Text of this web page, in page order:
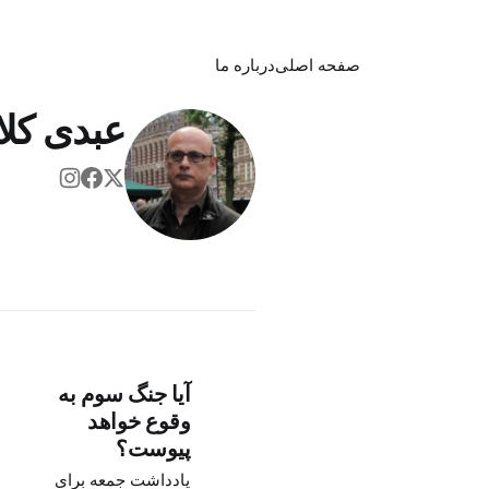
صفحه اصلیدرباره ما
عبدی
آیا جنگ سوم به
وقوع خواهد
پیوست؟
یادداشت جمعه برای